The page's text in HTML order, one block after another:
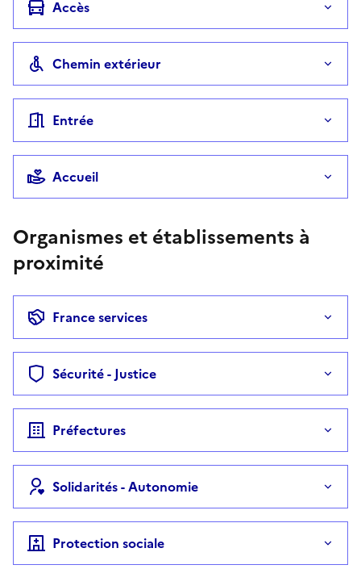
Accès
Chemin extérieur
Entrée
Accueil
Organismes et établissements à
proximité
France services
Sécurité - Justice
Préfectures
Solidarités - Autonomie
Protection sociale